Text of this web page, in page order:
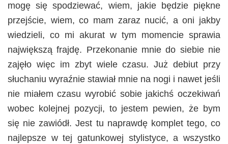
mogę się spodziewać, wiem, jakie będzie piękne
przejście, wiem, co mam zaraz nucić, a oni jakby
wiedzieli, co mi akurat w tym momencie sprawia
największą frajdę. Przekonanie mnie do siebie nie
zajęło więc im zbyt wiele czasu. Już debiut przy
słuchaniu wyraźnie stawiał mnie na nogi i nawet jeśli
nie miałem czasu wyrobić sobie jakichś oczekiwań
wobec kolejnej pozycji, to jestem pewien, że bym
się nie zawiódł. Jest tu naprawdę komplet tego, co
najlepsze w tej gatunkowej stylistyce, a wszystko